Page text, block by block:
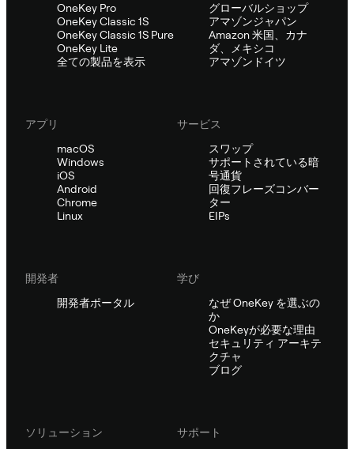
OneKey Pro
OneKey Classic 1S
OneKey Classic 1S Pure
OneKey Lite
全ての製品を表示
グローバルショップ
アマゾンジャパン
Amazon 米国、カナ
ダ、メキシコ
アマゾンドイツ
アプリ
macOS
Windows
iOS
Android
Chrome
Linux
サービス
スワップ
サポートされている暗
号通貨
回復フレーズコンバー
ター
EIPs
開発者
開発者ポータル
学び
なぜ OneKey を選ぶの
か
OneKeyが必要な理由
セキュリティ アーキテ
クチャ
ブログ
ソリューション
サポート